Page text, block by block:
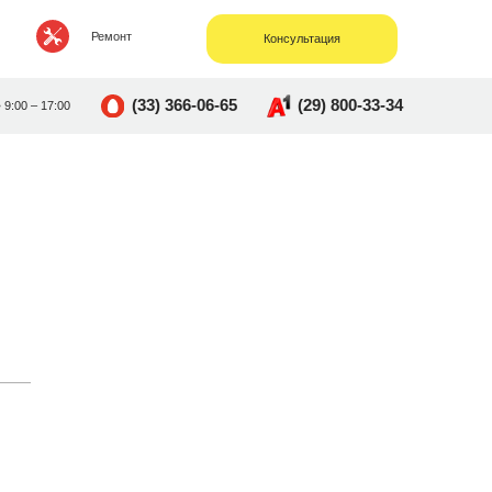
Ремонт Консультация
9:00 – 17:00 (33) 366-06-65 (29) 800-33-34